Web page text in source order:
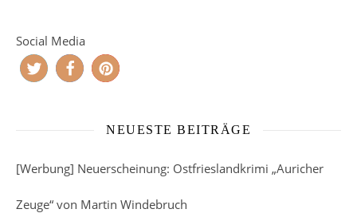
Social Media
NEUESTE BEITRÄGE
[Werbung] Neuerscheinung: Ostfrieslandkrimi „Auricher
Zeuge“ von Martin Windebruch